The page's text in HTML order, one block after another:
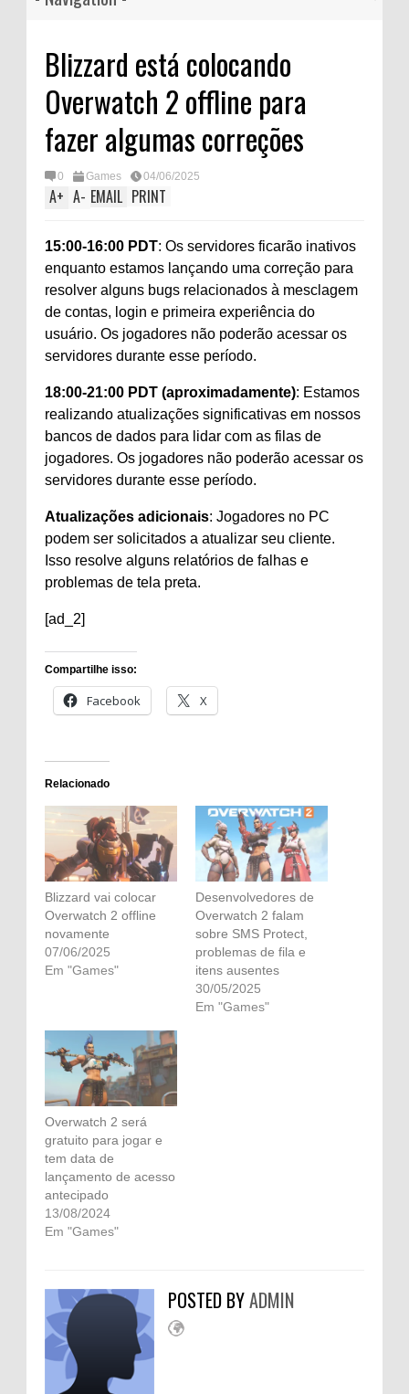
Blizzard está colocando
Overwatch 2 offline para
fazer algumas correções
0 Games 04/06/2025
A+ A- EMAIL PRINT
15:00-16:00 PDT: Os servidores ficarão inativos
enquanto estamos lançando uma correção para
resolver alguns bugs relacionados à mesclagem
de contas, login e primeira experiência do
usuário. Os jogadores não poderão acessar os
servidores durante esse período.
18:00-21:00 PDT (aproximadamente): Estamos
realizando atualizações significativas em nossos
bancos de dados para lidar com as filas de
jogadores. Os jogadores não poderão acessar os
servidores durante esse período.
Atualizações adicionais: Jogadores no PC
podem ser solicitados a atualizar seu cliente.
Isso resolve alguns relatórios de falhas e
problemas de tela preta.
[ad_2]
Compartilhe isso:
Facebook X
Relacionado
Blizzard vai colocar
Overwatch 2 offline
novamente
07/06/2025
Em "Games"
Desenvolvedores de
Overwatch 2 falam
sobre SMS Protect,
problemas de fila e
itens ausentes
30/05/2025
Em "Games"
Overwatch 2 será
gratuito para jogar e
tem data de
lançamento de acesso
antecipado
13/08/2024
Em "Games"
POSTED BYADMIN